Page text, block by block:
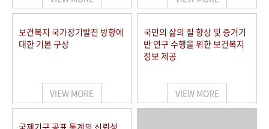
보건복지 국가장기발전 방향에
대한 기본 구상
VIEW MORE
국민의 삶의 질 향상 및 증거기
반 연구 수행을 위한 보건복지
정보 제공
VIEW MORE